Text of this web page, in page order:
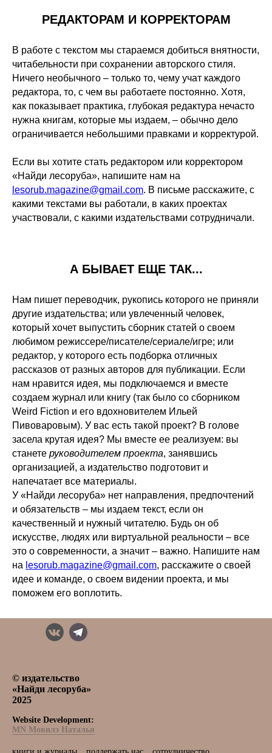
РЕДАКТОРАМ И КОРРЕКТОРАМ
В работе с текстом мы стараемся добиться внятности,
читабельности при сохранении авторского стиля.
Ничего необычного – только то, чему учат каждого
редактора, то, с чем вы работаете постоянно. Хотя,
как показывает практика, глубокая редактура нечасто
нужна книгам, которые мы издаем, – обычно дело
ограничивается небольшими правками и корректурой.
Если вы хотите стать редактором или корректором
«Найди лесоруба», напишите нам на
lesorub.magazine@gmail.com. В письме расскажите, с
какими текстами вы работали, в каких проектах
участвовали, с какими издательствами сотрудничали.
А БЫВАЕТ ЕЩЕ ТАК...
Нам пишет переводчик, рукопись которого не приняли
другие издательства; или увлеченный человек,
который хочет выпустить сборник статей о своем
любимом режиссере/писателе/сериале/игре; или
редактор, у которого есть подборка отличных
рассказов от разных авторов для публикации. Если
нам нравится идея, мы подключаемся и вместе
создаем журнал или книгу (так было со сборником
Weird Fiction и его вдохновителем Ильей
Пивоваровым). У вас есть такой проект? В голове
засела крутая идея? Мы вместе ее реализуем: вы
станете руководителем проекта, занявшись
организацией, а издательство подготовит и
напечатает все материалы.
У «Найди лесоруба» нет направления, предпочтений
и обязательств – мы издаем текст, если он
качественный и нужный читателю. Будь он об
искусстве, людях или виртуальной реальности – все
это о современности, а значит – важно. Напишите нам
на lesorub.magazine@gmail.com, расскажите о своей
идее и команде, о своем видении проекта, и мы
поможем его воплотить.
© издательство
«Найди лесоруба»
2025
Website Development:
MN Мовилэ Наталья